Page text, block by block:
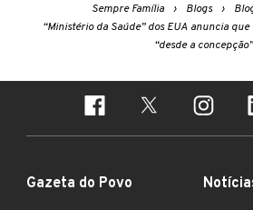
Sempre Família Blogs
“Ministério da Saúde” dos EUA anuncia
“desde a concepção”
Gazeta do Povo